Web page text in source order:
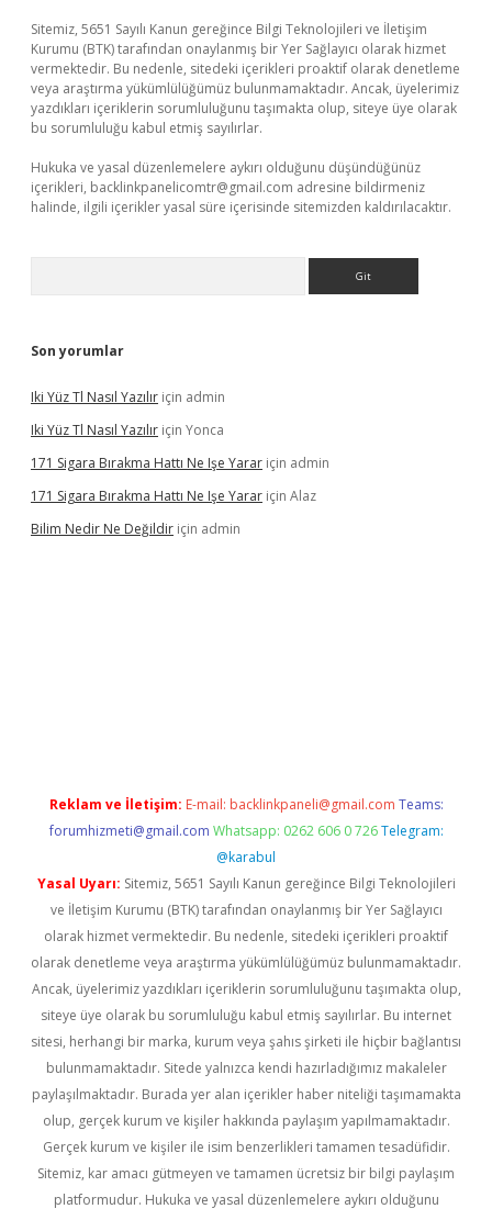
Sitemiz, 5651 Sayılı Kanun gereğince Bilgi Teknolojileri ve İletişim
Kurumu (BTK) tarafından onaylanmış bir Yer Sağlayıcı olarak hizmet
vermektedir. Bu nedenle, sitedeki içerikleri proaktif olarak denetleme
veya araştırma yükümlülüğümüz bulunmamaktadır. Ancak, üyelerimiz
yazdıkları içeriklerin sorumluluğunu taşımakta olup, siteye üye olarak
bu sorumluluğu kabul etmiş sayılırlar.
Hukuka ve yasal düzenlemelere aykırı olduğunu düşündüğünüz
içerikleri, backlinkpanelicomtr@gmail.com adresine bildirmeniz
halinde, ilgili içerikler yasal süre içerisinde sitemizden kaldırılacaktır.
Son yorumlar
Iki Yüz Tl Nasıl Yazılır için admin
Iki Yüz Tl Nasıl Yazılır için Yonca
171 Sigara Bırakma Hattı Ne Işe Yarar için admin
171 Sigara Bırakma Hattı Ne Işe Yarar için Alaz
Bilim Nedir Ne Değildir için admin
Reklam ve İletişim: E-mail: backlinkpaneli@gmail.com Teams:
forumhizmeti@gmail.com Whatsapp: 0262 606 0 726 Telegram:
@karabul
Yasal Uyarı: Sitemiz, 5651 Sayılı Kanun gereğince Bilgi Teknolojileri
ve İletişim Kurumu (BTK) tarafından onaylanmış bir Yer Sağlayıcı
olarak hizmet vermektedir. Bu nedenle, sitedeki içerikleri proaktif
olarak denetleme veya araştırma yükümlülüğümüz bulunmamaktadır.
Ancak, üyelerimiz yazdıkları içeriklerin sorumluluğunu taşımakta olup,
siteye üye olarak bu sorumluluğu kabul etmiş sayılırlar. Bu internet
sitesi, herhangi bir marka, kurum veya şahıs şirketi ile hiçbir bağlantısı
bulunmamaktadır. Sitede yalnızca kendi hazırladığımız makaleler
paylaşılmaktadır. Burada yer alan içerikler haber niteliği taşımamakta
olup, gerçek kurum ve kişiler hakkında paylaşım yapılmamaktadır.
Gerçek kurum ve kişiler ile isim benzerlikleri tamamen tesadüfidir.
Sitemiz, kar amacı gütmeyen ve tamamen ücretsiz bir bilgi paylaşım
platformudur. Hukuka ve yasal düzenlemelere aykırı olduğunu